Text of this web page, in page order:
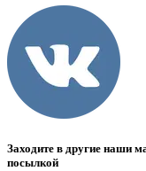
Заходите в другие наши
посылкой